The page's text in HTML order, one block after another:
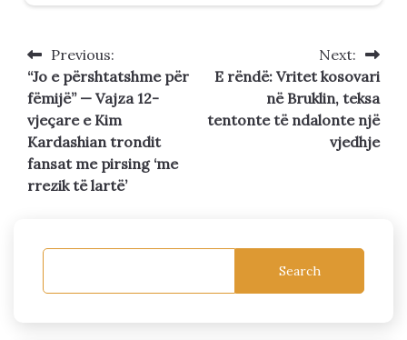
Post
navigation
Previous:
“Jo e përshtatshme për
fëmijë” — Vajza 12-
vjeçare e Kim
Kardashian trondit
fansat me pirsing ‘me
rrezik të lartë’
Next:
E rëndë: Vritet kosovari
në Bruklin, teksa
tentonte të ndalonte një
vjedhje
Search